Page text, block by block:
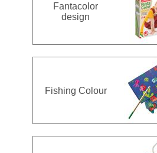
Fantacolor
design
Fishing Colour